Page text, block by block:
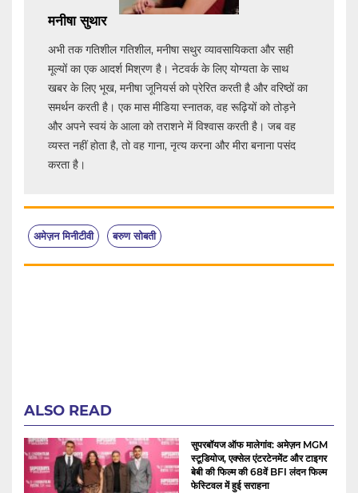
मनीषा सुथार
अभी तक गतिशील गतिशील, मनीषा सथुर व्यावसायिकता और सही
मूल्यों का एक आदर्श मिश्रण है। नेटवर्क के लिए योग्यता के साथ
खबर के लिए भूख, मनीषा जूनियर्स को प्रेरित करती है और वरिष्ठों का
समर्थन करती है। एक मास मीडिया स्नातक, वह रूढ़ियों को तोड़ने
और अपने स्वयं के आला को तराशने में विश्वास करती है। जब वह
व्यस्त नहीं होता है, तो वह गाना, नृत्य करना और मीरा बनाना पसंद
करता है।
अमेज़न मिनीटीवी बरुण सोबती
ALSO READ
सुपरबॉयज ऑफ मालेगांव: अमेज़न MGM
स्टूडियोज, एक्सेल एंटरटेनमेंट और टाइगर
बेबी की फिल्म की 68वें BFI लंदन फिल्म
फेस्टिवल में हुई सराहना